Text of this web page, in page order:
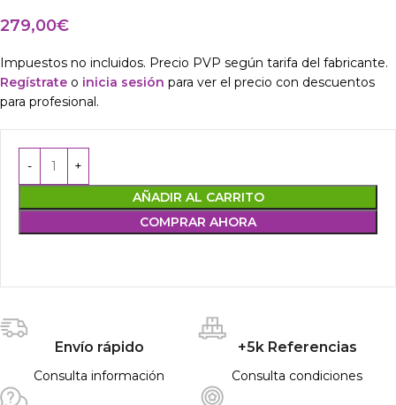
279,00€
Impuestos no incluidos. Precio PVP según tarifa del fabricante.
Regístrate o inicia sesión para ver el precio con descuentos
para profesional.
AÑADIR AL CARRITO
COMPRAR AHORA
Envío rápido
Consulta información
+5k Referencias
Consulta condiciones